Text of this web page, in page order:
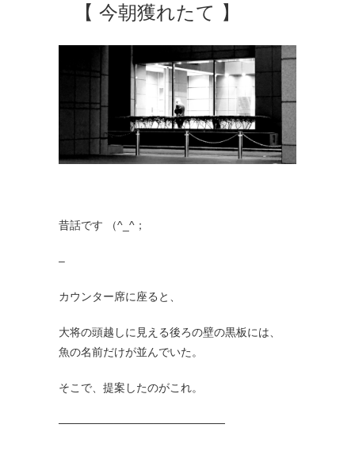
【 今朝獲れたて 】
昔話です （^_^；
–
カウンター席に座ると、
大将の頭越しに見える後ろの壁の黒板には、
魚の名前だけが並んでいた。
そこで、提案したのがこれ。
─────────────────────